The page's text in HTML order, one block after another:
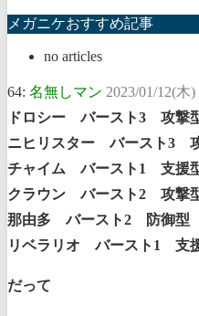
メガニケおすすめ記事
no articles
64: 名無しマン 2023/01/12(木)
ドロシー バースト3 攻撃
ニヒリスター バースト3
チャイム バースト1 支援
クラウン バースト2 攻撃
那由多 バースト2 防御型
リベラリオ バースト1 支
だって